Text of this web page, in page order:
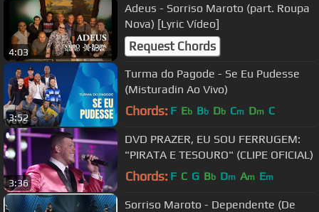
4:03
Adeus - Sorriso Maroto (part. Roupa
Nova) [Lyric Vídeo]
Request Chords
3:52
Turma do Pagode - Se Eu Pudesse
(Misturadin Ao Vivo)
Chords: F Eb Bb Db Cm Dm C
3:36
DVD PRAZER, EU SOU FERRUGEM:
"PIRATA E TESOURO" (CLIPE OFICIAL)
Chords: F C G Bb Dm Am Em
Sorriso Maroto - Dependente (De